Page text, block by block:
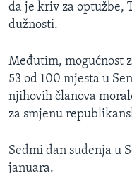
da je kriv za optužbe,
dužnosti.
Međutim, mogućnost
53 od 100 mjesta u
njihovih članova
za smjenu
Sedmi dan suđenja u
januara.